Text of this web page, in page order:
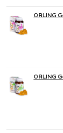
ORLING
ORLING